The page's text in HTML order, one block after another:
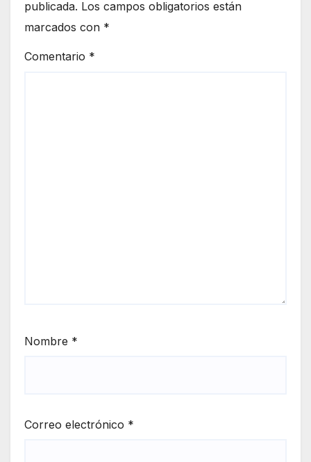
publicada. Los campos obligatorios están
marcados con *
Comentario *
Nombre *
Correo electrónico *